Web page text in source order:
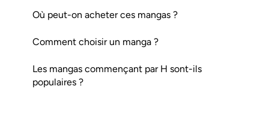
Où peut-on acheter ces mangas ?
Comment choisir un manga ?
Les mangas commençant par H sont-ils
populaires ?